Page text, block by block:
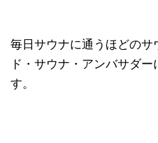
毎日サウナに通うほどのサ
ド・サウナ・アンバサダ
す。